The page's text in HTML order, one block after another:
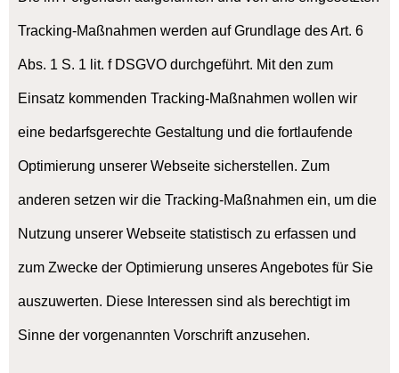
Tracking-Maßnahmen werden auf Grundlage des Art. 6
Abs. 1 S. 1 lit. f DSGVO durchgeführt. Mit den zum
Einsatz kommenden Tracking-Maßnahmen wollen wir
eine bedarfsgerechte Gestaltung und die fortlaufende
Optimierung unserer Webseite sicherstellen. Zum
anderen setzen wir die Tracking-Maßnahmen ein, um die
Nutzung unserer Webseite statistisch zu erfassen und
zum Zwecke der Optimierung unseres Angebotes für Sie
auszuwerten. Diese Interessen sind als berechtigt im
Sinne der vorgenannten Vorschrift anzusehen.